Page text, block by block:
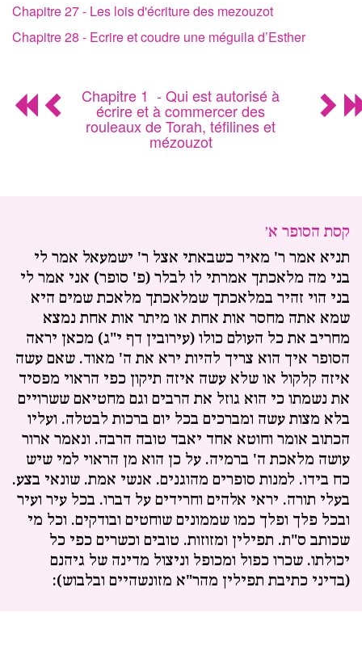
Chapitre 27 - Les lois d'écriture des mezouzot
Chapitre 28 - Ecrire et coudre une méguila d’Esther
Chapitre 1 - Qui est autorisé à
écrire et à commercer des
rouleaux de Torah, téfilines et
mézouzot
קסת הסופר א׳
תניא אמר ר' מאיר כשבאתי אצל ר' ישמעאל אמר לי
בני מה מלאכתך אמרתי לו לבלר (פ' סופר) אני אמר לי
בני הוי זהיר במלאכתך שמלאכתך מלאכת שמים היא
שמא אתה מחסר אות אחת או מיתר אות אחת נמצא
מחריב את כל העולם כולו (עירובין דף י"ג) מכאן יראה
הסופר איך הוא צריך להיות ירא את ה' מאוד. שאם עשה
איזה קלקול או שלא עשה איזה תיקון כפי הראוי מפסיד
את נשמתו כי הוא גוזל את הרבים וגם מחטיאם ששרויים
בלא מצות עשה ומברכים בכל יום ברכות לבטלה. ועליו
הכתוב אומר וחוטא אחד יאבד טובה הרבה. ונאמר ארור
עושה מלאכת ה' ברמיה. על כן הוא מן הראוי למי שיש
כח בידו. למנות סופרים מהוגנים. אנשי אמת. שונאי בצע.
בעלי תורה. יראי אלהים וחרידים על דברו. בכל עיר ועיר
ובכל פלך ופלך כמו שממונים שוחטים ובודקים. וכל מי
שכותב ס"ת. תפילין ומזוזות. טובים וכשרים כפי כל
יכולתו. שכרו כפול ומכופל וניצול מדינה של גיהנם
(בדיני כתיבת תפילין מהר"א מזונשהיים ובלבוש):